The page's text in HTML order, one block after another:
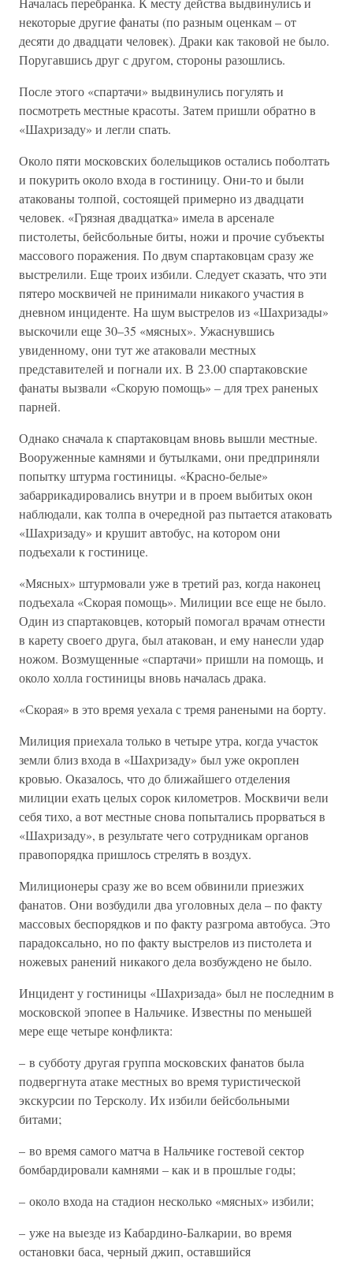
некоторые другие фанаты (по разным оценкам – от
десяти до двадцати человек). Драки как таковой не было.
Поругавшись друг с другом, стороны разошлись.
После этого «спартачи» выдвинулись погулять и
посмотреть местные красоты. Затем пришли обратно в
«Шахризаду» и легли спать.
Около пяти московских болельщиков остались поболтать
и покурить около входа в гостиницу. Они-то и были
атакованы толпой, состоящей примерно из двадцати
человек. «Грязная двадцатка» имела в арсенале
пистолеты, бейсбольные биты, ножи и прочие субъекты
массового поражения. По двум спартаковцам сразу же
выстрелили. Еще троих избили. Следует сказать, что эти
пятеро москвичей не принимали никакого участия в
дневном инциденте. На шум выстрелов из «Шахризады»
выскочили еще 30–35 «мясных». Ужаснувшись
увиденному, они тут же атаковали местных
представителей и погнали их. В 23.00 спартаковские
фанаты вызвали «Скорую помощь» – для трех раненых
парней.
Однако сначала к спартаковцам вновь вышли местные.
Вооруженные камнями и бутылками, они предприняли
попытку штурма гостиницы. «Красно-белые»
забаррикадировались внутри и в проем выбитых окон
наблюдали, как толпа в очередной раз пытается атаковать
«Шахризаду» и крушит автобус, на котором они
подъехали к гостинице.
«Мясных» штурмовали уже в третий раз, когда наконец
подъехала «Скорая помощь». Милиции все еще не было.
Один из спартаковцев, который помогал врачам отнести
в карету своего друга, был атакован, и ему нанесли удар
ножом. Возмущенные «спартачи» пришли на помощь, и
около холла гостиницы вновь началась драка.
«Скорая» в это время уехала с тремя ранеными на борту.
Милиция приехала только в четыре утра, когда участок
земли близ входа в «Шахризаду» был уже окроплен
кровью. Оказалось, что до ближайшего отделения
милиции ехать целых сорок километров. Москвичи вели
себя тихо, а вот местные снова попытались прорваться в
«Шахризаду», в результате чего сотрудникам органов
правопорядка пришлось стрелять в воздух.
Милиционеры сразу же во всем обвинили приезжих
фанатов. Они возбудили два уголовных дела – по факту
массовых беспорядков и по факту разгрома автобуса. Это
парадоксально, но по факту выстрелов из пистолета и
ножевых ранений никакого дела возбуждено не было.
Инцидент у гостиницы «Шахризада» был не последним в
московской эпопее в Нальчике. Известны по меньшей
мере еще четыре конфликта:
– в субботу другая группа московских фанатов была
подвергнута атаке местных во время туристической
экскурсии по Терсколу. Их избили бейсбольными
битами;
– во время самого матча в Нальчике гостевой сектор
бомбардировали камнями – как и в прошлые годы;
– около входа на стадион несколько «мясных» избили;
– уже на выезде из Кабардино-Балкарии, во время
остановки баса, черный джип, оставшийся